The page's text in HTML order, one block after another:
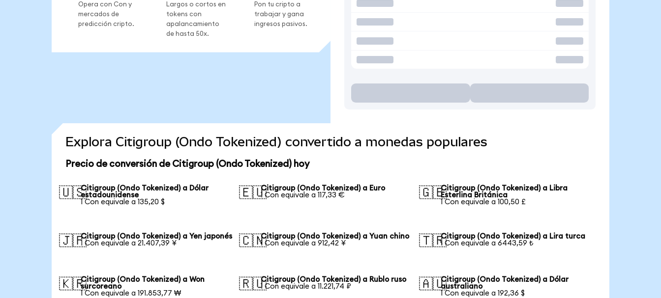
Opera con Con y
mercados de
predicción cripto.
Largos o cortos en
tokens con
apalancamiento
de hasta 50x.
Pon tu cripto a
trabajar y gana
ingresos pasivos.
Explora Citigroup (Ondo Tokenized) convertido a monedas populares
Precio de conversión de Citigroup (Ondo Tokenized) hoy
🇺🇸Citigroup (Ondo Tokenized) a Dólar
estadounidense
1 Con equivale a 135,20 $
🇪🇺Citigroup (Ondo Tokenized) a Euro
1 Con equivale a 117,33 €
🇬🇧Citigroup (Ondo Tokenized) a Libra
Esterlina Británica
1 Con equivale a 100,50 £
🇯🇵Citigroup (Ondo Tokenized) a Yen japonés
1 Con equivale a 21.407,39 ¥
🇨🇳Citigroup (Ondo Tokenized) a Yuan chino
1 Con equivale a 912,42 ¥
🇹🇷Citigroup (Ondo Tokenized) a Lira turca
1 Con equivale a 6443,59 ₺
🇰🇷Citigroup (Ondo Tokenized) a Won
surcoreano
1 Con equivale a 191.853,77 ₩
🇷🇺Citigroup (Ondo Tokenized) a Rublo ruso
1 Con equivale a 11.221,74 ₽
🇦🇺Citigroup (Ondo Tokenized) a Dólar
australiano
1 Con equivale a 192,36 $